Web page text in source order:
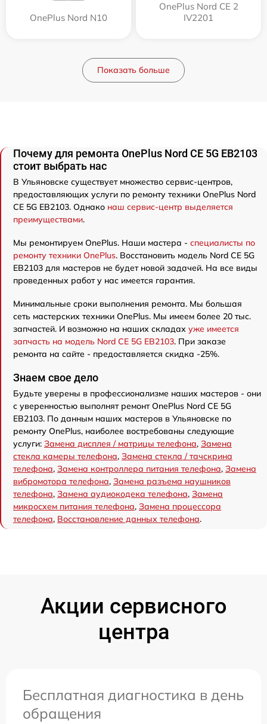
OnePlus Nord N10
OnePlus Nord CE 2
IV2201
Показать больше
Почему для ремонта OnePlus Nord CE 5G EB2103
стоит выбрать нас
В Ульяновске существует множество сервис-центров,
предоставляющих услуги по ремонту техники OnePlus Nord
CE 5G EB2103. Однако наш сервис-центр выделяется
преимуществами.
Мы ремонтируем OnePlus. Наши мастера - специалисты по
ремонту техники OnePlus. Восстановить модель Nord CE 5G
EB2103 для мастеров не будет новой задачей. На все виды
проведенных работ у нас имеется гарантия.
Минимальные сроки выполнения ремонта. Мы большая
сеть мастерских техники OnePlus. Мы имеем более 20 тыс.
запчастей. И возможно на наших складах уже имеется
запчасть на модель Nord CE 5G EB2103. При заказе
ремонта на сайте - предоставляется скидка -25%.
Знаем свое дело
Будьте уверены в профессионализме наших мастеров - они
с уверенностью выполнят ремонт OnePlus Nord CE 5G
EB2103. По данным наших мастеров в Ульяновске по
ремонту OnePlus, наиболее востребованы следующие
услуги: Замена дисплея / матрицы телефона, Замена
стекла камеры телефона, Замена стекла / тачскрина
телефона, Замена контроллера питания телефона, Замена
вибромотора телефона, Замена разъема наушников
телефона, Замена аудиокодека телефона, Замена
микросхем питания телефона, Замена процессора
телефона, Восстановление данных телефона.
Акции сервисного
центра
Бесплатная диагностика в день
обращения